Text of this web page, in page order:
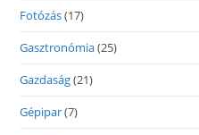
Fotózás(17)
Gasztronómia(25)
Gazdaság(21)
Gépipar(7)